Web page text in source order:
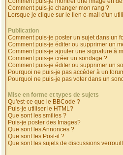
Comment puis-je changer mon rang ?
Lorsque je clique sur le lien e-mail d'un
Publication
Comment puis-je poster un sujet dans un
Comment puis-je éditer ou supprimer un
Comment puis-je ajouter une signature à
Comment puis-je créer un sondage ?
Comment puis-je éditer ou supprimer un
Pourquoi ne puis-je pas accéder à un
Pourquoi ne puis-je pas voter dans un
Mise en forme et types de sujets
Qu'est-ce que le BBCode ?
Puis-je utiliser le HTML?
Que sont les smilies ?
Puis-je poster des Images?
Que sont les Annonces ?
Que sont les Post-it ?
Que sont les sujets de discussions